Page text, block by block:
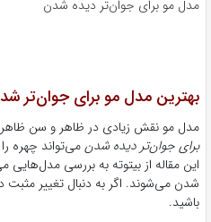
مدل مو برای جوان‌تر دیده شدن
بهترین مدل مو برای جوان‌تر
مدل مو نقش زیادی در ظاهر و سن
برای جوان‌تر دیده شدنمی‌تواند چهره
این مقاله از بیتوته به بررسی مدل‌هایی
شدن می‌شوند. اگر به دنبال تغییر مثبت
باشید.